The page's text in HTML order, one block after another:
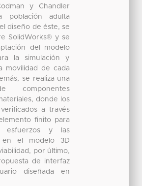
y Chandler
población adulta
diseño de éste, se
SolidWorks® y se
del modelo
la simulación y
movilidad de cada
se realiza una
componentes
donde los
a través
finito para
esfuerzos y las
en el modelo 3D
por último,
de interfaz
diseñada en